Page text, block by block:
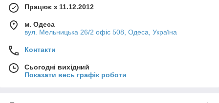
Працює з 11.12.2012
м. Одеса
вул. Мельницька 26/2 офіс 508, Одеса, Україна
Контакти
Сьогодні вихідний
Показати весь графік роботи